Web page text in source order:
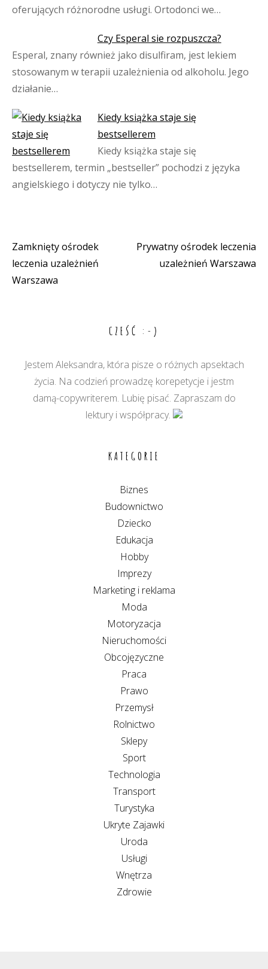
oferujących różnorodne usługi. Ortodonci we…
Czy Esperal sie rozpuszcza?
Esperal, znany również jako disulfiram, jest lekiem
stosowanym w terapii uzależnienia od alkoholu. Jego
działanie…
Kiedy książka staje się
bestsellerem
Kiedy książka staje się
bestsellerem, termin „bestseller” pochodzi z języka
angielskiego i dotyczy nie tylko…
Nawigacja
wpisu
Zamknięty ośrodek
leczenia uzależnień
Warszawa
Prywatny ośrodek leczenia
uzależnień Warszawa
CZEŚĆ :-)
Jestem Aleksandra, która pisze o różnych apsektach
życia. Na codzień prowadzę korepetycje i jestm
damą-copywriterem. Lubię pisać. Zapraszam do
lektury i współpracy.
KATEGORIE
Biznes
Budownictwo
Dziecko
Edukacja
Hobby
Imprezy
Marketing i reklama
Moda
Motoryzacja
Nieruchomości
Obcojęzyczne
Praca
Prawo
Przemysł
Rolnictwo
Sklepy
Sport
Technologia
Transport
Turystyka
Ukryte Zajawki
Uroda
Usługi
Wnętrza
Zdrowie